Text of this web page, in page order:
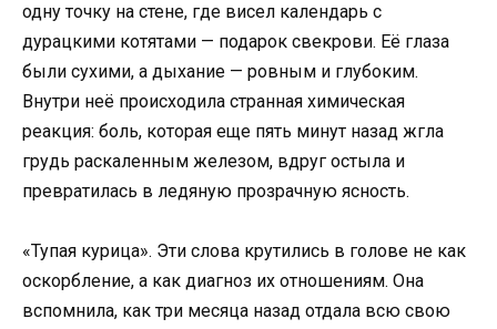
одну точку на стене, где висел календарь с
дурацкими котятами — подарок свекрови. Её глаза
были сухими, а дыхание — ровным и глубоким.
Внутри неё происходила странная химическая
реакция: боль, которая еще пять минут назад жгла
грудь раскаленным железом, вдруг остыла и
превратилась в ледяную прозрачную ясность.
«Тупая курица». Эти слова крутились в голове не как
оскорбление, а как диагноз их отношениям. Она
вспомнила, как три месяца назад отдала всю свою